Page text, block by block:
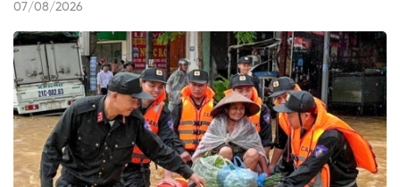
07/08/2026